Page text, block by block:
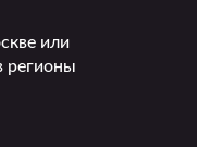
или
регионы